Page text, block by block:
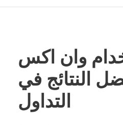
وان اكس
النتائج في
التداول